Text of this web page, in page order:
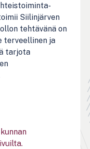
Siilinjärven
tehtävänä on
terveellinen ja
tarjota